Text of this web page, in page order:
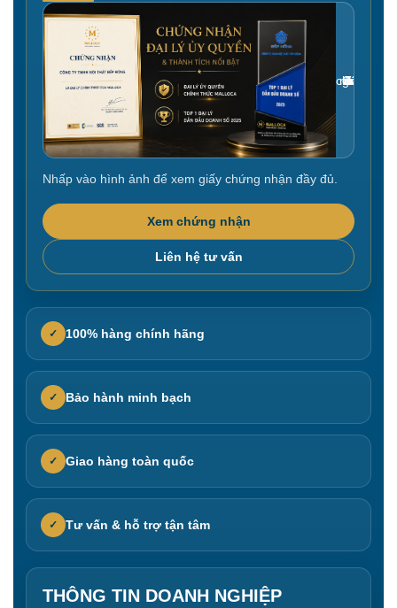
Gắn link ảnh giấy chứng nhận tại đây
Nhấp vào hình ảnh để xem giấy chứng nhận đầy đủ.
Xem chứng nhận
Liên hệ tư vấn
✓ 100% hàng chính hãng
✓ Bảo hành minh bạch
✓ Giao hàng toàn quốc
✓ Tư vấn & hỗ trợ tận tâm
THÔNG TIN DOANH NGHIỆP